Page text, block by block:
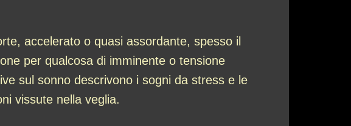
accelerato o quasi assordante, spesso il
per qualcosa di imminente o tensione
sul sonno descrivono i sogni da stress e le
vissute nella veglia.